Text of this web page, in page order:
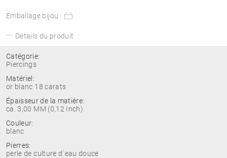
Emballage bijou
Détails du produit
Catégorie:
Piercings
Matériel:
or blanc 18 carats
Épaisseur de la matière:
ca. 3,00 MM (0,12 Inch)
Couleur:
blanc
Pierres:
perle de culture d´eau douce